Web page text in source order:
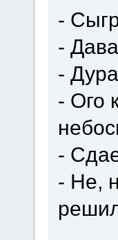
-
-
-
- Ого
-
- Не,